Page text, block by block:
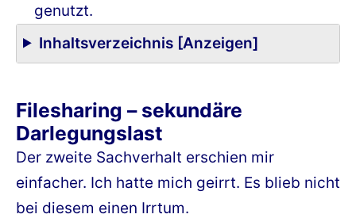
genutzt.
Inhaltsverzeichnis [Anzeigen]
Filesharing – sekundäre
Darlegungslast
Der zweite Sachverhalt erschien mir
einfacher. Ich hatte mich geirrt. Es blieb nicht
bei diesem einen Irrtum.